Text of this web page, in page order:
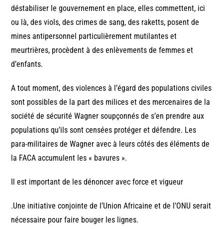
déstabiliser le gouvernement en place, elles commettent, ici
ou là, des viols, des crimes de sang, des raketts, posent de
mines antipersonnel particulièrement mutilantes et
meurtrières, procèdent à des enlèvements de femmes et
d’enfants.
A tout moment, des violences à l’égard des populations civiles
sont possibles de la part des milices et des mercenaires de la
société de sécurité Wagner soupçonnés de s’en prendre aux
populations qu’ils sont censées protéger et défendre. Les
para-militaires de Wagner avec à leurs côtés des éléments de
la FACA accumulent les « bavures ».
Il est important de les dénoncer avec force et vigueur
.Une initiative conjointe de l’Union Africaine et de l’ONU serait
nécessaire pour faire bouger les lignes.